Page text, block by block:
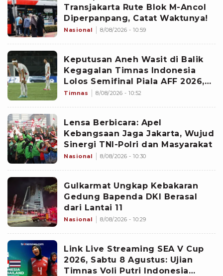
Transjakarta Rute Blok M-Ancol
Diperpanpang, Catat Waktunya!
Nasional 8/08/2026 - 10:59
Keputusan Aneh Wasit di Balik
Kegagalan Timnas Indonesia
Lolos Semifinal Piala AFF 2026,
Untungkan Singapura dan
Timnas 8/08/2026 - 10:52
Lensa Berbicara: Apel
Kebangsaan Jaga Jakarta, Wujud
Sinergi TNI-Polri dan Masyarakat
Nasional 8/08/2026 - 10:30
Gulkarmat Ungkap Kebakaran
Gedung Bapenda DKI Berasal
dari Lantai 11
Nasional 8/08/2026 - 10:29
Link Live Streaming SEA V Cup
2026, Sabtu 8 Agustus: Ujian
Timnas Voli Putri Indonesia